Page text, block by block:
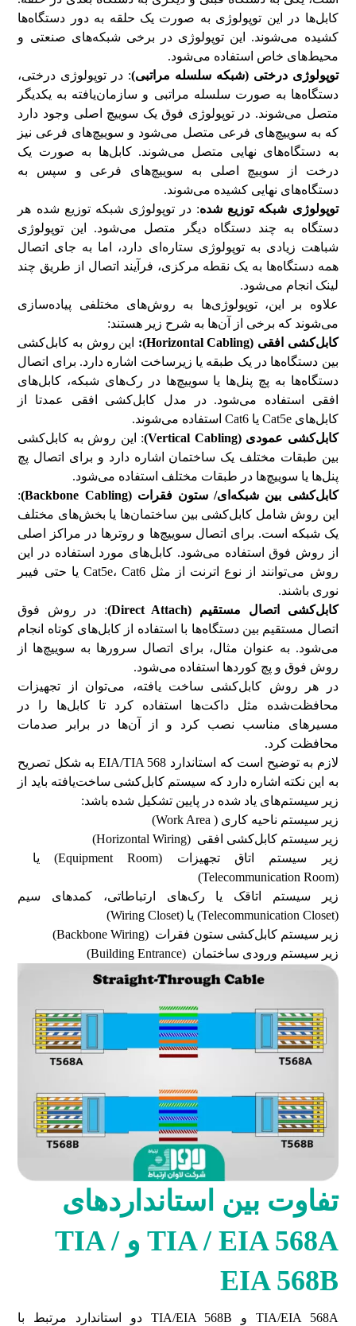
کابل‌ها در این توپولوژی به صورت یک حلقه به دور دستگاه‌ها
کشیده می‌شوند. این توپولوژی در برخی شبکه‌های صنعتی و
محیط‌های خاص استفاده می‌شود.
توپولوژی درختی (شبکه‌ سلسله مراتبی): در توپولوژی درختی،
دستگاه‌ها به صورت سلسله مراتبی و سازمان‌یافته به یکدیگر
متصل می‌شوند. در توپولوژی فوق یک سوییچ اصلی وجود دارد
که به سوییچ‌های فرعی متصل می‌شود و سوییچ‌های فرعی نیز
به دستگاه‌های نهایی متصل می‌شوند. کابل‌ها به صورت یک
درخت از سوییچ اصلی به سوییچ‌های فرعی و سپس به
دستگاه‌های نهایی کشیده می‌شوند.
توپولوژی شبکه توزیع شده: در توپولوژی شبکه توزیع شده هر
دستگاه به چند دستگاه دیگر متصل می‌شود. این توپولوژی
شباهت زیادی به توپولوژی ستاره‌ای دارد، اما به جای اتصال
همه دستگاه‌ها به یک نقطه مرکزی، فرآیند اتصال از طریق چند
لینک انجام می‌شود.
علاوه بر این، توپولوژی‌ها به روش‌های مختلفی پیاده‌سازی
می‌شوند که برخی از آن‌ها به شرح زیر هستند:
کابل‌کشی افقی (Horizontal Cabling
): این روش به کابل‌کشی
بین دستگاه‌ها در یک طبقه یا زیرساخت اشاره دارد. برای اتصال
دستگاه‌ها به پچ پنل‌ها یا سوییچ‌ها در رک‌های شبکه، کابل‌های
افقی استفاده می‌شود. در مدل کابل‌کشی افقی عمدتا از
کابل‌های Cat5e یا Cat6 استفاده می‌شوند.
کابل‌کشی عمودی (Vertical Cabling
): این روش به کابل‌کشی
بین طبقات مختلف یک ساختمان اشاره دارد و برای اتصال پچ
پنل‌ها یا سوییچ‌ها در طبقات مختلف استفاده می‌شود.
کابل‌کشی بین شبکه‌‌ای/ ستون فقرات (Backbone Cabling
)
:
این روش شامل کابل‌کشی بین ساختمان‌ها یا بخش‌های مختلف
یک شبکه است. برای اتصال سوییچ‌ها و روترها در مراکز اصلی
از روش فوق استفاده می‌شود. کابل‌های مورد استفاده در این
روش می‌توانند از نوع اترنت از مثل Cat5e، Cat6 یا حتی فیبر
نوری باشند.
کابل‌کشی اتصال مستقیم (Direct Attach
): در روش فوق
اتصال مستقیم بین دستگاه‌ها با استفاده از کابل‌های کوتاه انجام
می‌شود. به عنوان مثال، برای اتصال سرورها به سوییچ‌ها از
روش فوق و پچ کوردها استفاده می‌شود.
در هر روش کابل‌کشی ساخت یافته، می‌توان از تجهیزات
محافظت‌شده مثل داکت‌ها استفاده کرد تا کابل‌ها را در
مسیرهای مناسب نصب کرد و از آن‌ها در برابر صدمات
محافظت کرد.
لازم به توضیح است که استاندارد EIA/TIA 568 به شکل تصریح
به این نکته اشاره دارد که سیستم کابل‌کشی ساخت‌یافته باید از
زیر سیستم‌های یاد شده در پایین تشکیل شده باشد:
زیر سیستم ناحیه کاری ( Work Area)
زیر سیستم کابل‌کشی افقی (Horizontal Wiring)
زیر سیستم اتاق تجهیزات (Equipment Room) یا
(Telecommunication Room)
زیر سیستم اتاقک یا رک‌های ارتباطاتی، کمدهای سیم
(Telecommunication Closet) یا (Wiring Closet)
زیر سیستم کابل‌کشی ستون فقرات (Backbone Wiring)
زیر سیستم ورودی ساختمان (Building Entrance)
تفاوت بین استانداردهای
TIA / EIA 568A وTIA /
EIA 568B
TIA/EIA 568A و TIA/EIA 568B دو استاندارد مرتبط با